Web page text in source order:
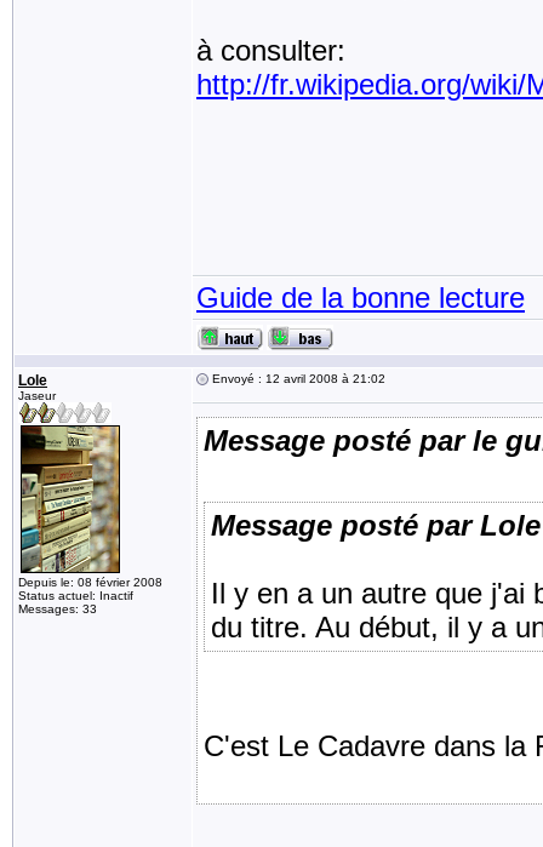
à consulter:
http://fr.wikipedia.org/wiki/
Guide de la bonne lecture
Lole
Jaseur
Depuis le: 08 février 2008
Status actuel: Inactif
Messages: 33
Envoyé : 12 avril 2008 à 21:02
Message posté par le
Message posté par Lole
Il y en a un autre que j'ai
du titre. Au début, il y a
C'est Le Cadavre dans la